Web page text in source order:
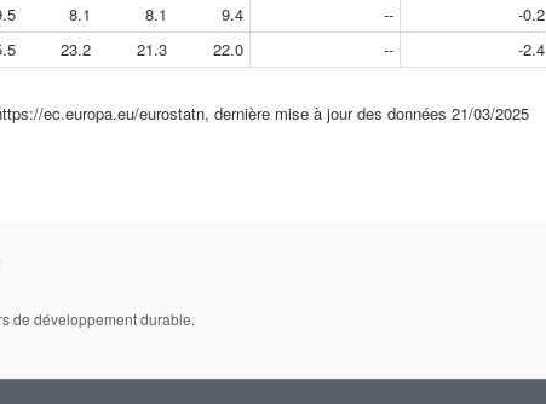
8.1 8.1 9.4 --
-0.2
23.2 21.3 22.0 --
-2.4
ec.europa.eu/eurostatn, dernière mise à jour des données 21/03/2025
de développement durable.